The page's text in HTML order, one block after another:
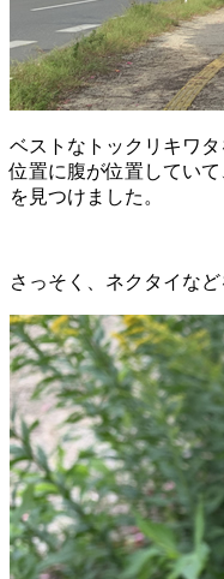
ベストなトックリキワ
位置に腹が位置してい
を見つけました。
さっそく、ネクタイなど